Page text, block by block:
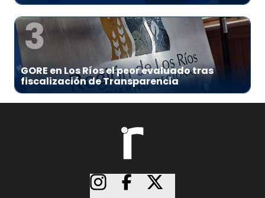
3
GORE en Los Ríos el peor evaluado tras
fiscalización de Transparencia